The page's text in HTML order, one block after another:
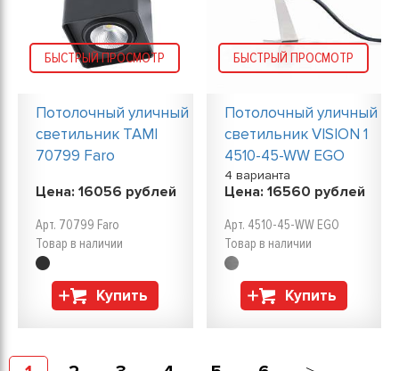
БЫСТРЫЙ ПРОСМОТР
Потолочный уличный
светильник TAMI
70799 Faro
Цена: 16056 рублей
Арт. 70799 Faro
Товар в наличии
Купить
БЫСТРЫЙ ПРОСМОТР
Потолочный уличный
светильник VISION 1
4510-45-WW EGO
4 варианта
Цена: 16560 рублей
Арт. 4510-45-WW EGO
Товар в наличии
Купить